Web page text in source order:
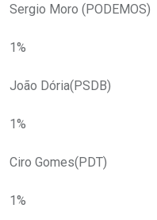
Sergio Moro (PODEMOS)
1%
João Dória(PSDB)
1%
Ciro Gomes(PDT)
1%